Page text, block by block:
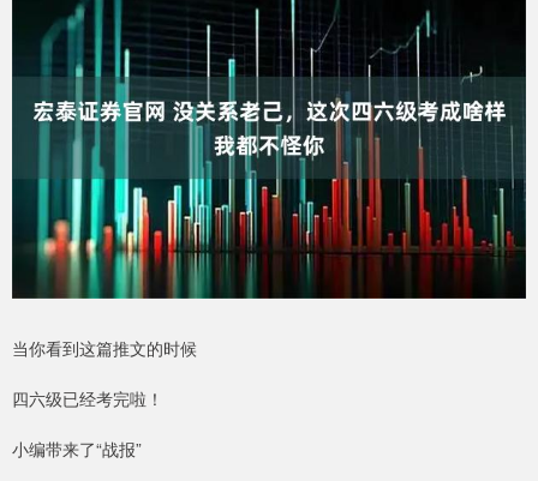
当你看到这篇推文的时候
四六级已经考完啦！
小编带来了“战报”